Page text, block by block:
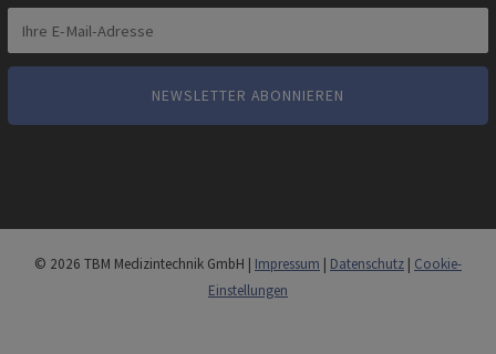
© 2026 TBM Medizintechnik GmbH | Impressum | Datenschutz | Cookie-
Einstellungen